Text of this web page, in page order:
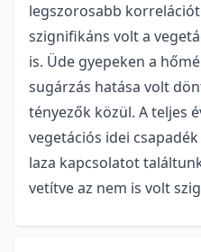
legszorosabb
szignifikáns volt a
is. Üde gyepeken a
sugárzás hatása volt
tényezők közül. A teljes
vegetációs idei
laza kapcsolatot
vetítve az nem is volt